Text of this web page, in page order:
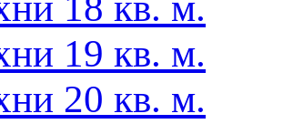
19 кв. м.
20 кв. м.